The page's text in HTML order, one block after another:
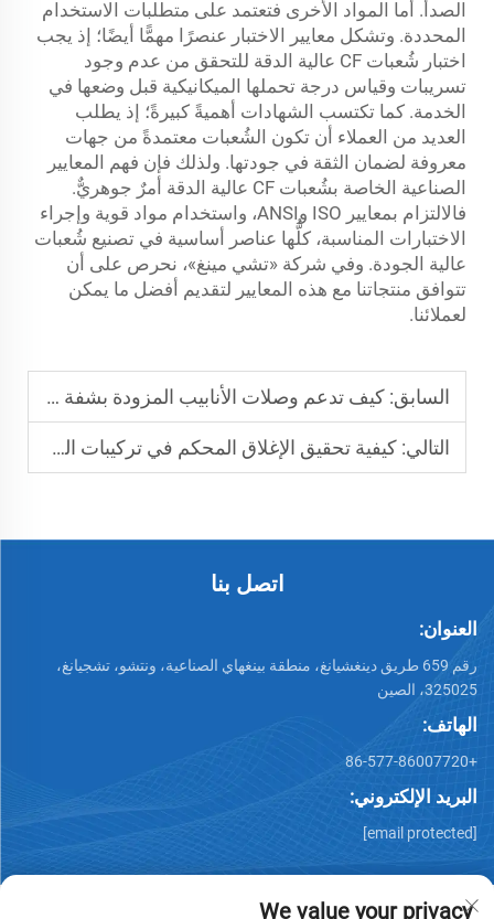
الصدأ. أما المواد الأخرى فتعتمد على متطلبات الاستخدام
المحددة. وتشكل معايير الاختبار عنصرًا مهمًّا أيضًا؛ إذ يجب
اختبار شُعبات CF عالية الدقة للتحقق من عدم وجود
تسريبات وقياس درجة تحملها الميكانيكية قبل وضعها في
الخدمة. كما تكتسب الشهادات أهميةً كبيرةً؛ إذ يطلب
العديد من العملاء أن تكون الشُعبات معتمدةً من جهات
معروفة لضمان الثقة في جودتها. ولذلك فإن فهم المعايير
الصناعية الخاصة بشُعبات CF عالية الدقة أمرٌ جوهريٌّ.
فالالتزام بمعايير ISO وANSI، واستخدام مواد قوية وإجراء
الاختبارات المناسبة، كلُّها عناصر أساسية في تصنيع شُعبات
عالية الجودة. وفي شركة «تشي مينغ»، نحرص على أن
تتوافق منتجاتنا مع هذه المعايير لتقديم أفضل ما يمكن
لعملائنا.
السابق: كيف تدعم وصلات الأنابيب المزودة بشفة البيئات ذات الضغط العالي؟
التالي: كيفية تحقيق الإغلاق المحكم في تركيبات الشفاه الملحومة بالمقعد؟
اتصل بنا
العنوان:
رقم 659 طريق دينغشيانغ، منطقة بينغهاي الصناعية، ونتشو، تشجيانغ،
325025، الصين
الهاتف:
+86-577-86007720
البريد الإلكتروني:
[email protected]
We value your privacy